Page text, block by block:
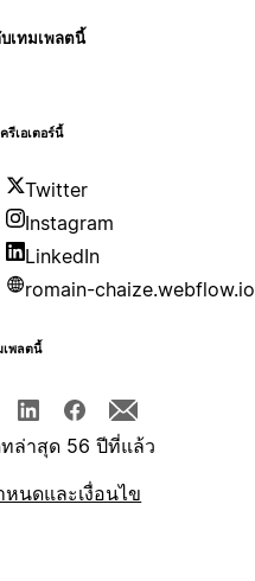
บเทมเพลตนี้
รีเอเตอร์นี้
Twitter
Instagram
LinkedIn
romain-chaize.webflow.io
เพลตนี้
ทล่าสุด 56 ปีที่แล้ว
นดและเงื่อนไข